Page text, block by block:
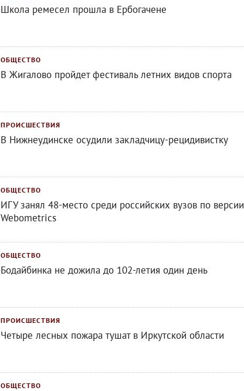
Школа ремесел прошла в Ербогачене
ОБЩЕСТВО
В Жигалово пройдет фестиваль летних видов спорта
ПРОИСШЕСТВИЯ
В Нижнеудинске осудили закладчицу-рецидивистку
ОБЩЕСТВО
ИГУ занял 48-место среди российских вузов по версии
Webometrics
ОБЩЕСТВО
Бодайбинка не дожила до 102-летия один день
ПРОИСШЕСТВИЯ
Четыре лесных пожара тушат в Иркутской области
ОБЩЕСТВО